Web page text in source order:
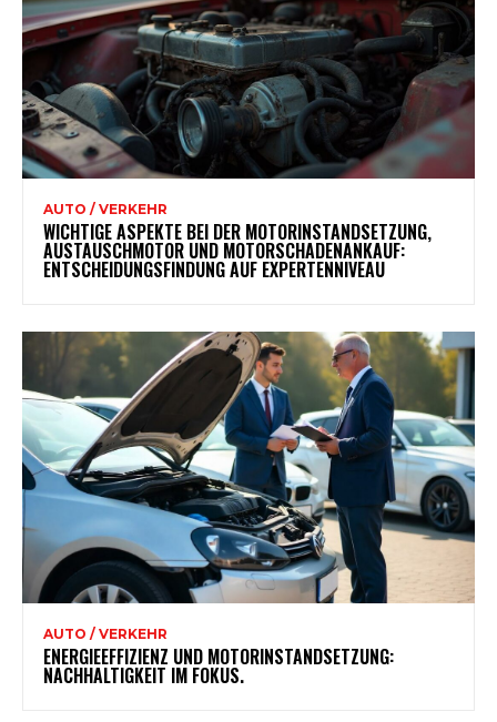
AUTO / VERKEHR
WICHTIGE ASPEKTE BEI DER MOTORINSTANDSETZUNG,
AUSTAUSCHMOTOR UND MOTORSCHADENANKAUF:
ENTSCHEIDUNGSFINDUNG AUF EXPERTENNIVEAU
AUTO / VERKEHR
ENERGIEEFFIZIENZ UND MOTORINSTANDSETZUNG:
NACHHALTIGKEIT IM FOKUS.